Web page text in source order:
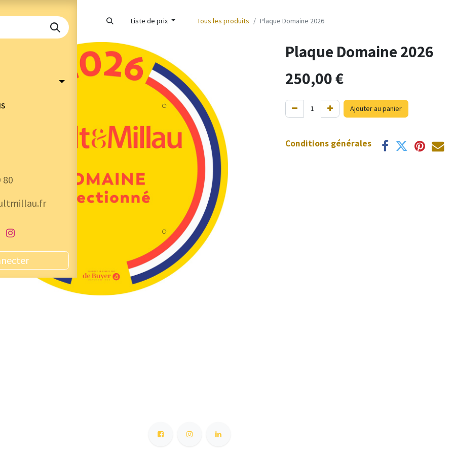
80
Liste de prix Tous les produits Plaque Domaine 2026
Plaque Domaine 2026
250,00€
Ajouter au panier
Conditions générales